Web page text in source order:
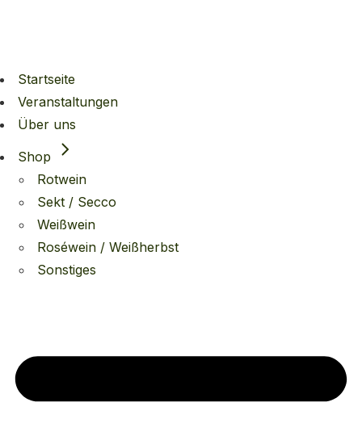
Startseite
Veranstaltungen
Über uns
Shop
Rotwein
Sekt / Secco
Weißwein
Roséwein / Weißherbst
Sonstiges